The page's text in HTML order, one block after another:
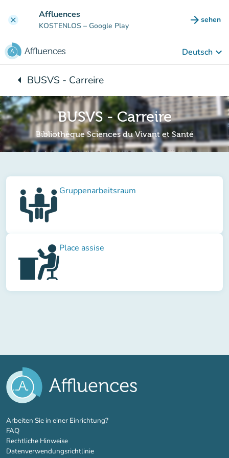
clear Affluences
KOSTENLOS – Google Play arrow_forward sehen
(new
Deutsch keyboard_arrow_down
arrow_leftZurück zu:
BUSVS - Carreire
BUSVS - Carreire
Bibliothèque Sciences du Vivant et Santé
Gruppenarbeitsraum
Place assise
Arbeiten Sie in einer Einrichtung?(new tab)
FAQ
Rechtliche Hinweise
Datenverwendungsrichtlinie